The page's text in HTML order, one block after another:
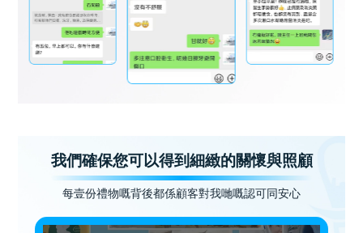
我們確保您可以得到細緻的關懷與照顧
每壹份禮物嘅背後都係顧客對我哋嘅認可同安心